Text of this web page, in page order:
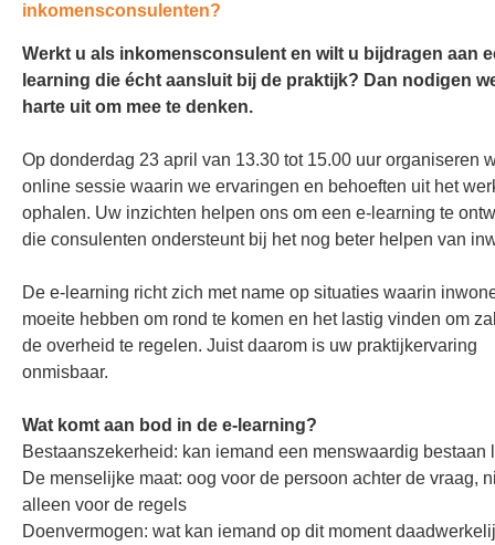
inkomensconsulenten?
Werkt u als inkomensconsulent en wilt u bijdragen aan
learning die écht aansluit bij de praktijk? Dan nodigen
harte uit om mee te denken.
Op donderdag 23 april van 13.30 tot 15.00 uur organiseren
online sessie waarin we ervaringen en behoeften uit het
ophalen. Uw inzichten helpen ons om een e-learning te
die consulenten ondersteunt bij het nog beter helpen van
De e-learning richt zich met name op situaties waarin
moeite hebben om rond te komen en het lastig vinden om
de overheid te regelen. Juist daarom is uw praktijkervaring
onmisbaar.
Wat komt aan bod in de e-learning?
Bestaanszekerheid: kan iemand een menswaardig
De menselijke maat: oog voor de persoon achter de vraag,
alleen voor de regels
Doenvermogen: wat kan iemand op dit moment